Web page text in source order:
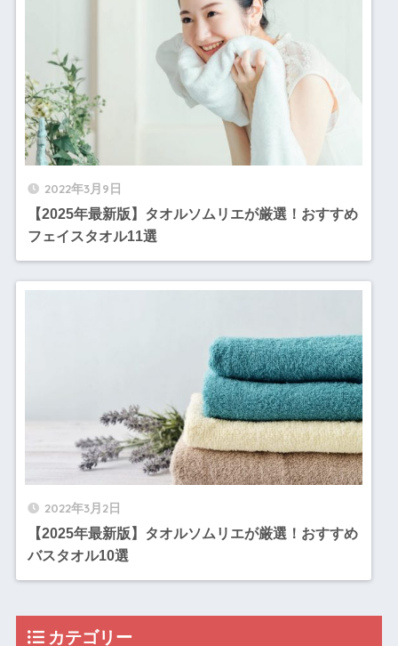
2022年3月9日
【2025年最新版】タオルソムリエが厳選！おすすめ
フェイスタオル11選
2022年3月2日
【2025年最新版】タオルソムリエが厳選！おすすめ
バスタオル10選
カテゴリー